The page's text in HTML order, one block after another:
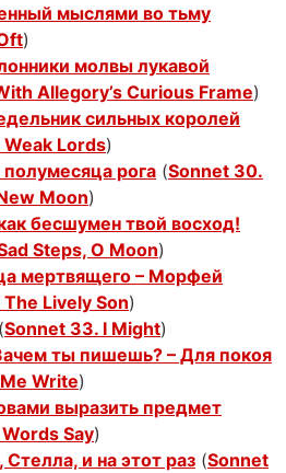
мыслями во тьму
)
молвы лукавой
Allegory’s Curious Frame)
сильных королей
Lords)
рога (Sonnet 30.
Moon)
бесшумен твой восход!
Steps, O Moon)
мертвящего – Морфей
Lively Son)
(Sonnet 33. I Might)
ты пишешь? – Для покоя
Write)
выразить предмет
Say)
и на этот раз (Sonnet